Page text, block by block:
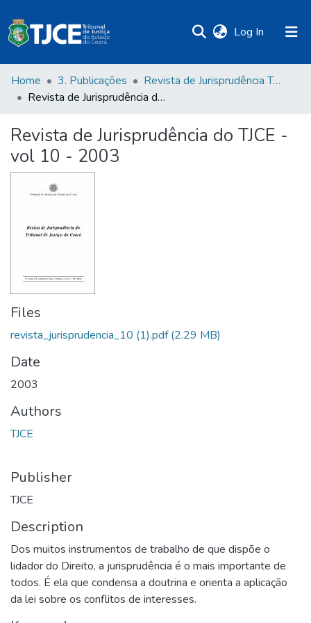
Log In (current)
Home 3. Publicações
Revista de Jurisprudência TJCE
Revista de Jurisprudência do TJCE - vol 10 - 2003
Revista de Jurisprudência do TJCE -
vol 10 - 2003
Files
revista_jurisprudencia_10 (1).pdf(2.29 MB)
Date
2003
Authors
TJCE
Publisher
TJCE
Description
Dos muitos instrumentos de trabalho de que dispõe o
lidador do Direito, a jurisprudência é o mais importante de
todos. É ela que condensa a doutrina e orienta a aplicação
da lei sobre os conflitos de interesses.